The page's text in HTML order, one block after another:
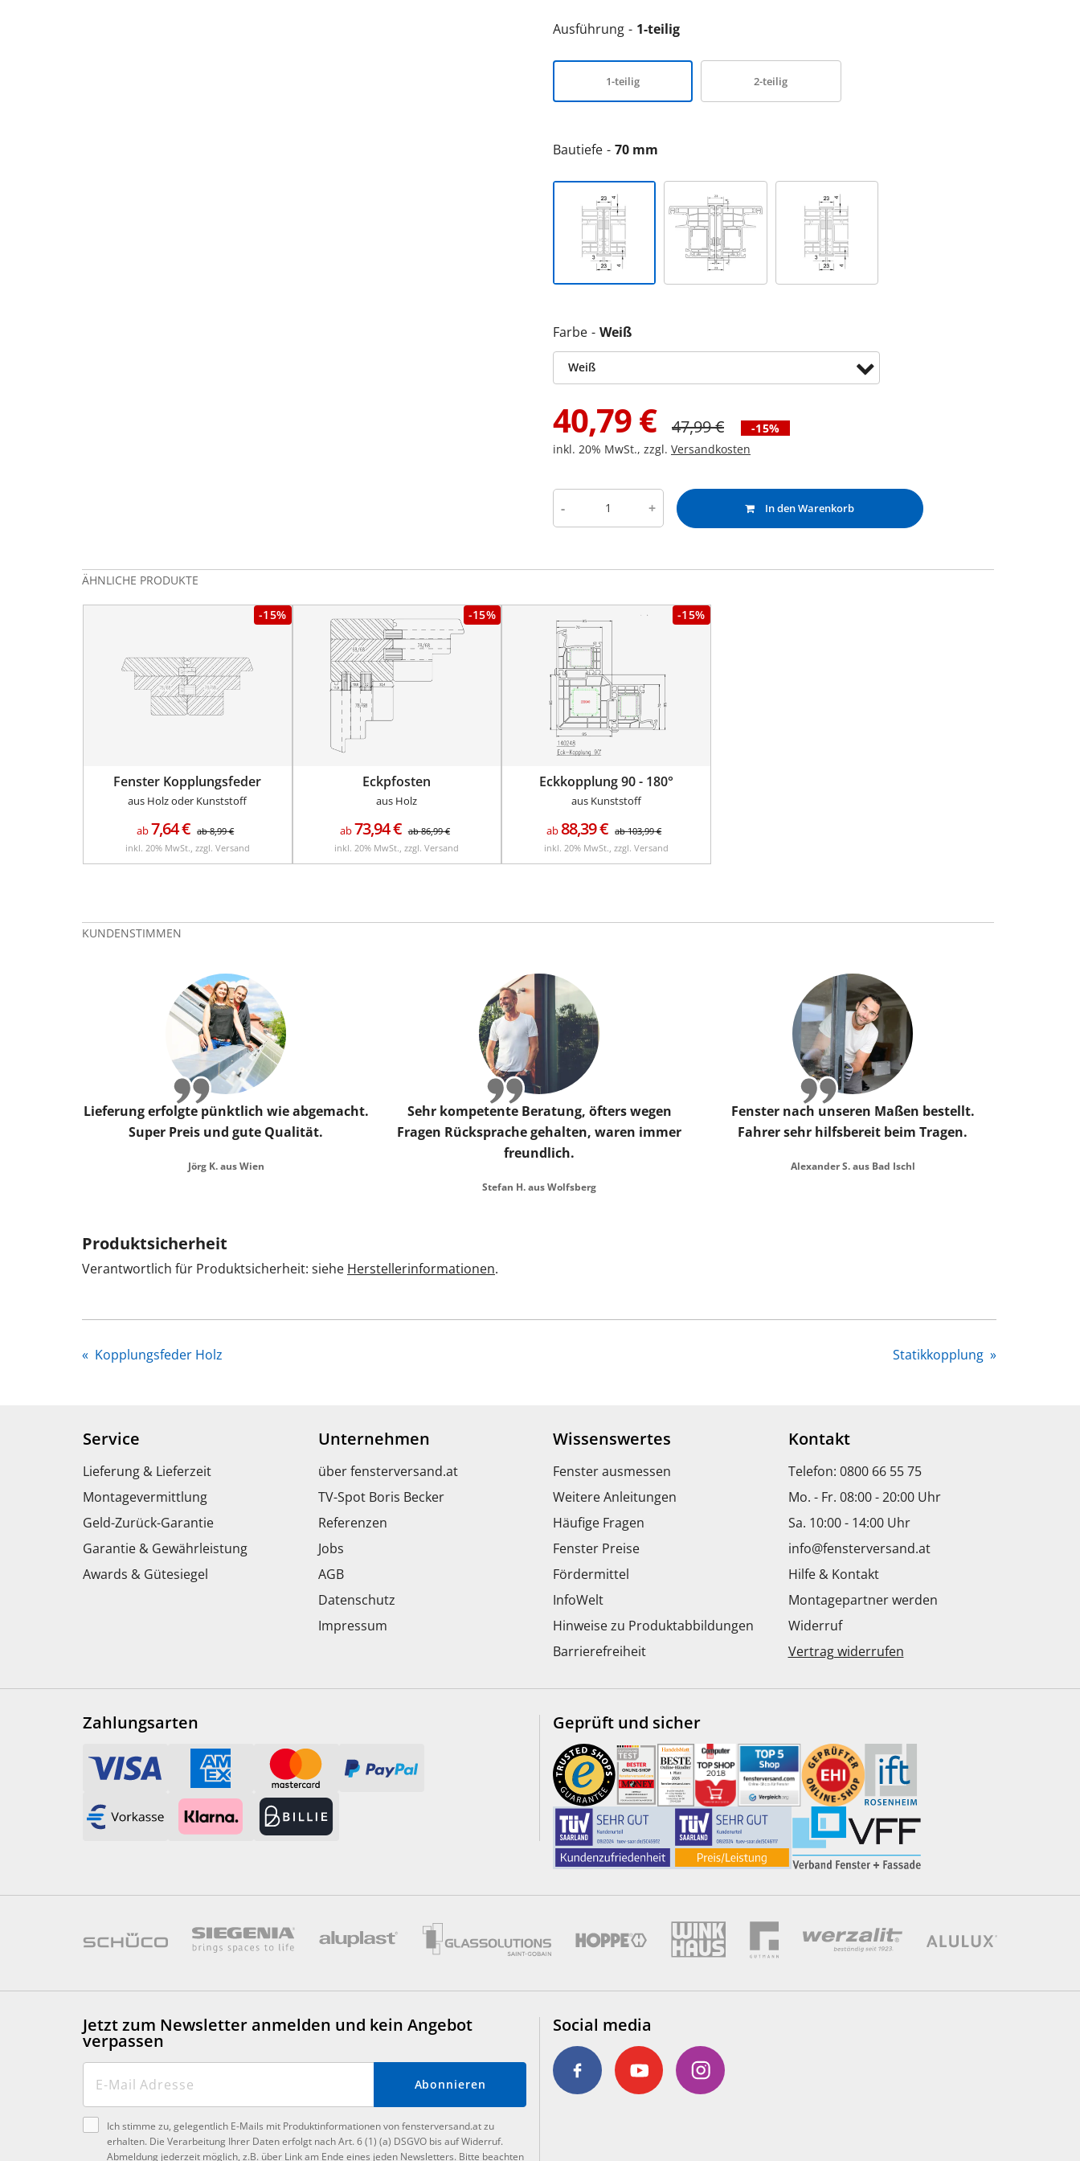
Ausführung 1-teilig
1-teilig 2-teilig
Bautiefe 70 mm
Farbe Weiß
Weiß
40,79€ 47,99€
-15%
inkl. 20% MwSt., zzgl. Versandkosten
- + In den Warenkorb
ÄHNLICHE PRODUKTE
-15%
Fenster Kopplungsfeder
aus Holz oder Kunststoff
ab7,64€ ab8,99€
inkl. 20% MwSt., zzgl. Versand
-15%
Eckpfosten
aus Holz
ab73,94€ ab86,99€
inkl. 20% MwSt., zzgl. Versand
-15%
Eckkopplung 90 - 180°
aus Kunststoff
ab88,39€ ab103,99€
inkl. 20% MwSt., zzgl. Versand
KUNDENSTIMMEN
Lieferung erfolgte pünktlich wie abgemacht.
Super Preis und gute Qualität.
Jörg K. aus Wien
Sehr kompetente Beratung, öfters wegen
Fragen Rücksprache gehalten, waren immer
freundlich.
Stefan H. aus Wolfsberg
Fenster nach unseren Maßen bestellt.
Fahrer sehr hilfsbereit beim Tragen.
Alexander S. aus Bad Ischl
Produktsicherheit
Verantwortlich für Produktsicherheit: siehe Herstellerinformationen.
« Kopplungsfeder Holz Statikkopplung »
Service
Lieferung & Lieferzeit
Montagevermittlung
Geld-Zurück-Garantie
Garantie & Gewährleistung
Awards & Gütesiegel
Unternehmen
über fensterversand.at
TV-Spot Boris Becker
Referenzen
Jobs
AGB
Datenschutz
Impressum
Wissenswertes
Fenster ausmessen
Weitere Anleitungen
Häufige Fragen
Fenster Preise
Fördermittel
InfoWelt
Hinweise zu Produktabbildungen
Barrierefreiheit
Kontakt
Telefon: 0800 66 55 75
Mo. - Fr. 08:00 - 20:00 Uhr
Sa. 10:00 - 14:00 Uhr
info@fensterversand.at
Hilfe & Kontakt
Montagepartner werden
Widerruf
Vertrag widerrufen
Zahlungsarten Geprüft und sicher
Jetzt zum Newsletter anmelden und kein Angebot
verpassen
Abonnieren
Ich stimme zu, gelegentlich E-Mails mit Produktinformationen von fensterversand.at zu
erhalten. Die Verarbeitung Ihrer Daten erfolgt nach Art. 6 (1) (a) DSGVO bis auf Widerruf.
Abmeldung jederzeit möglich, z.B. über Link am Ende eines jeden Newsletters. Bitte beachten
Social media